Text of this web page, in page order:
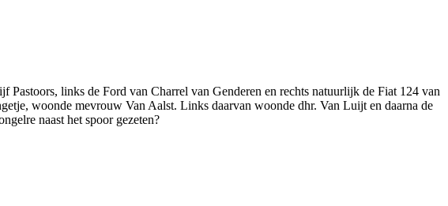
Pastoors, links de Ford van Charrel van Genderen en rechts natuurlijk de Fiat 124 van
woonde mevrouw Van Aalst. Links daarvan woonde dhr. Van Luijt en daarna de
naast het spoor gezeten?